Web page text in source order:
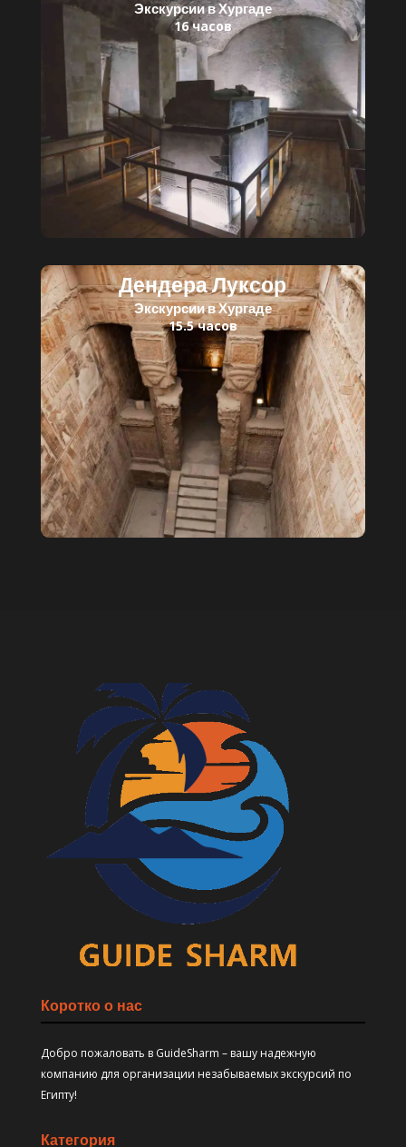
Экскурсии в Хургаде
16 часов
Взрослый билет: 60 $
Детский билет: 35 $
Читать далее
Дендера Луксор
Экскурсии в Хургаде
15.5 часов
Взрослый билет: 55 $
Детский билет: 30 $
Читать далее
Коротко о нас
Добро пожаловать в GuideSharm – вашу надежную
компанию для организации незабываемых экскурсий по
Египту!
Категория